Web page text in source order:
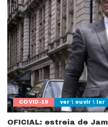
COVID-19 ver \ ouvir \ ler
OFICIAL: estreia de